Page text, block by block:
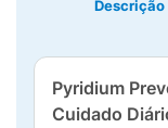
Descrição
Pyridium
Cuidado